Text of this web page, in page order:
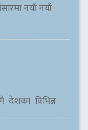
नयाँ नयाँ
देशका विभिन्न